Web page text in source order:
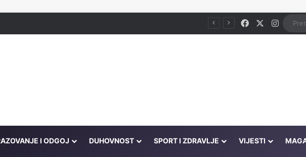
ef. Đozo Facebook
I ODGOJ DUHOVNOST SPORT I ZDRAVLJE VIJESTI